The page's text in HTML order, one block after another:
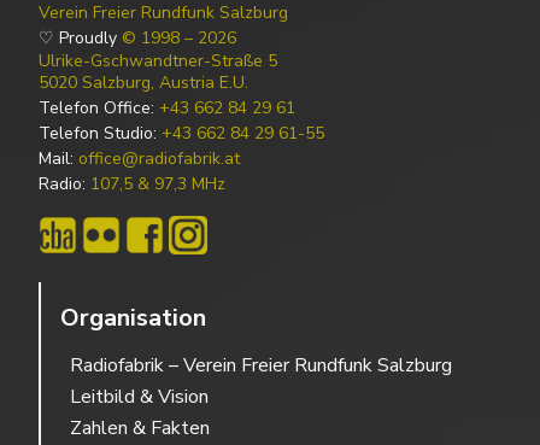
Verein Freier Rundfunk Salzburg
♡ Proudly © 1998 – 2026
Ulrike-Gschwandtner-Straße 5
5020 Salzburg, Austria E.U.
Telefon Office: +43 662 84 29 61
Telefon Studio: +43 662 84 29 61-55
Mail: office@radiofabrik.at
Radio: 107,5 & 97,3 MHz
Organisation
Radiofabrik – Verein Freier Rundfunk Salzburg
Leitbild & Vision
Zahlen & Fakten